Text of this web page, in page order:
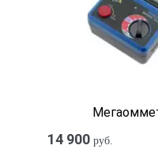
14 900 руб.